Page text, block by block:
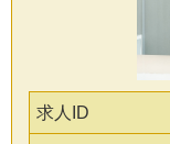
求人ID